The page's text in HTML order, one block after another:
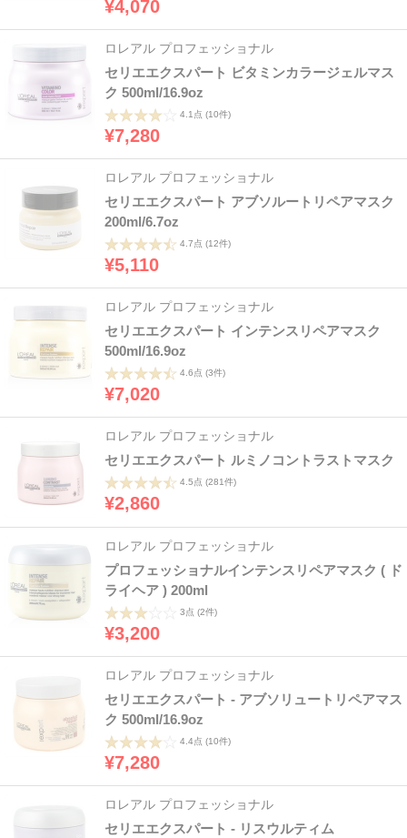
¥4,070
ロレアル プロフェッショナル
セリエエクスパート ビタミンカラージェルマス
ク 500ml/16.9oz
4.1点 (10件)
¥7,280
ロレアル プロフェッショナル
セリエエクスパート アブソルートリペアマスク
200ml/6.7oz
4.7点 (12件)
¥5,110
ロレアル プロフェッショナル
セリエエクスパート インテンスリペアマスク
500ml/16.9oz
4.6点 (3件)
¥7,020
ロレアル プロフェッショナル
セリエエクスパート ルミノコントラストマスク
4.5点 (281件)
¥2,860
ロレアル プロフェッショナル
プロフェッショナルインテンスリペアマスク ( ド
ライヘア ) 200ml
3点 (2件)
¥3,200
ロレアル プロフェッショナル
セリエエクスパート - アブソリュートリペアマス
ク 500ml/16.9oz
4.4点 (10件)
¥7,280
ロレアル プロフェッショナル
セリエエクスパート - リスウルティム